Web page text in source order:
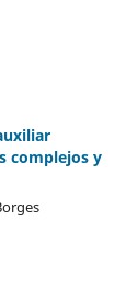
complejos y